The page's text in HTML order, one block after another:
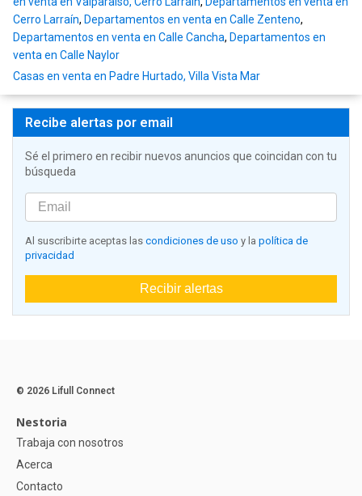
Cerro Larraín, Departamentos en venta en Calle Zenteno,
Departamentos en venta en Calle Cancha, Departamentos en
venta en Calle Naylor
Casas en venta en Padre Hurtado, Villa Vista Mar
Recibe alertas por email
Sé el primero en recibir nuevos anuncios que coincidan con tu
búsqueda
Al suscribirte aceptas las condiciones de uso y la política de
privacidad
Recibir alertas
© 2026 Lifull Connect
Nestoria
Trabaja con nosotros
Acerca
Contacto